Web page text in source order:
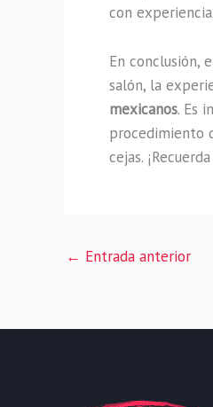
con
En conclusión,
salón, la
mexicanos. Es
procedimiento
cejas.
← Entrada anterior